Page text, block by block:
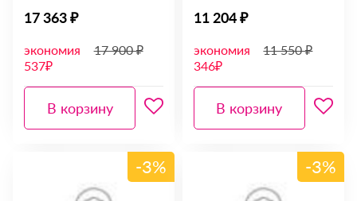
17 363 ₽
экономия
537₽
17 900 ₽
В корзину
11 204 ₽
экономия
346₽
11 550 ₽
В корзину
-3% -3%